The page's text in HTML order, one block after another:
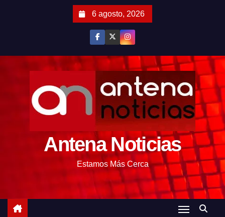
6 agosto, 2026
Antena Noticias
Estamos Más Cerca